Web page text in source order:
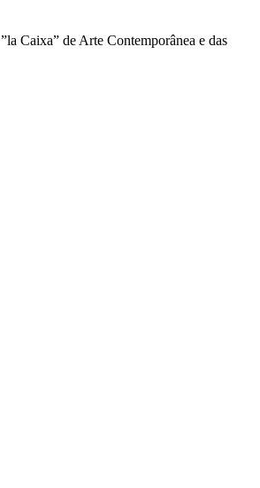
Caixa” de Arte Contemporânea e das